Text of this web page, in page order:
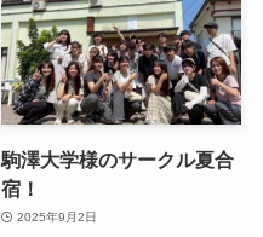
駒澤大学様のサークル夏合
宿！
2025年9月2日